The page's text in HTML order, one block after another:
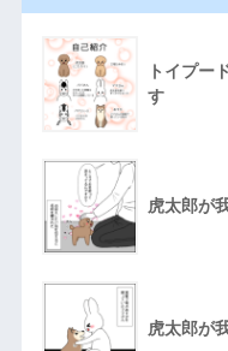
トイプー
す
虎太郎が
虎太郎が